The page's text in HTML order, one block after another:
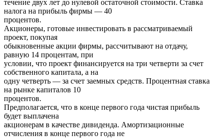
течение двух лет до нулевой остаточной стоимости. Ставка
налога на прибыль фирмы — 40
процентов.
Акционеры, готовые инвестировать в рассматриваемый
проект, покупая
обыкновенные акции фирмы, рассчитывают на отдачу,
равную 14 процентам, при
условии, что проект финансируется на три четверти за счет
собственного капитала, а на
одну четверть — за счет заемных средств. Процентная ставка
на рынке капиталов 10
процентов.
Предполагается, что в конце первого года чистая прибыль
будет выплачена
акционерам в качестве дивиденда. Амортизационные
отчисления в конце первого года не